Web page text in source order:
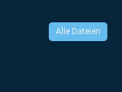
Alle Dateien